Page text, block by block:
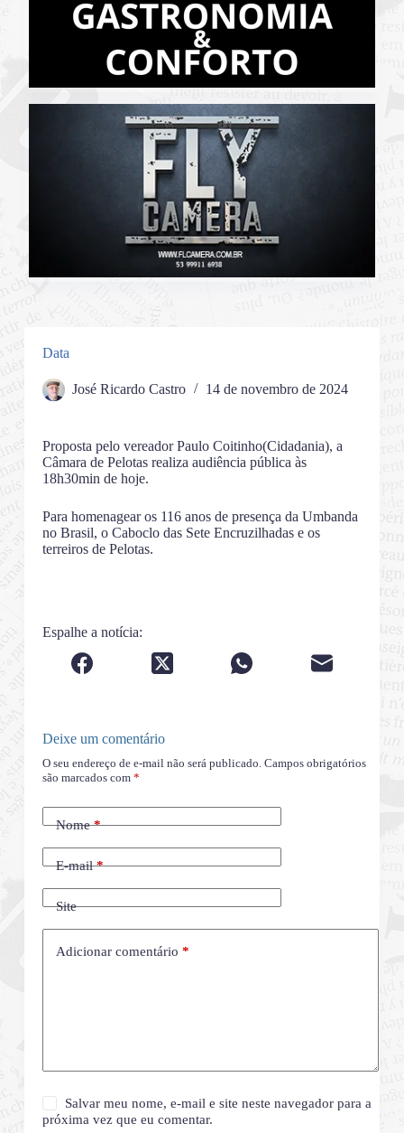
Data
José Ricardo Castro 14 de novembro de 2024
Proposta pelo vereador Paulo Coitinho(Cidadania), a
Câmara de Pelotas realiza audiência pública às
18h30min de hoje.
Para homenagear os 116 anos de presença da Umbanda
no Brasil, o Caboclo das Sete Encruzilhadas e os
terreiros de Pelotas.
Espalhe a notícia:
Deixe um comentário
O seu endereço de e-mail não será publicado. Campos obrigatórios
são marcados com *
Nome*
E-mail*
Site
Adicionar comentário *
Salvar meu nome, e-mail e site neste navegador para a
próxima vez que eu comentar.